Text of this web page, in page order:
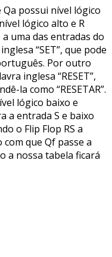
possui nível lógico
lógico alto e R
uma das entradas do
“SET”, que pode
Por outro
inglesa “RESET”,
la como “RESETAR”.
lógico baixo e
a entrada S e baixo
o Flip Flop RS a
com que Qf passe a
a nossa tabela ficará